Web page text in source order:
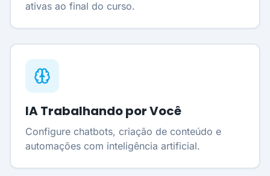
ativas ao final do curso.
IA Trabalhando por Você
Configure chatbots, criação de conteúdo e
automações com inteligência artificial.